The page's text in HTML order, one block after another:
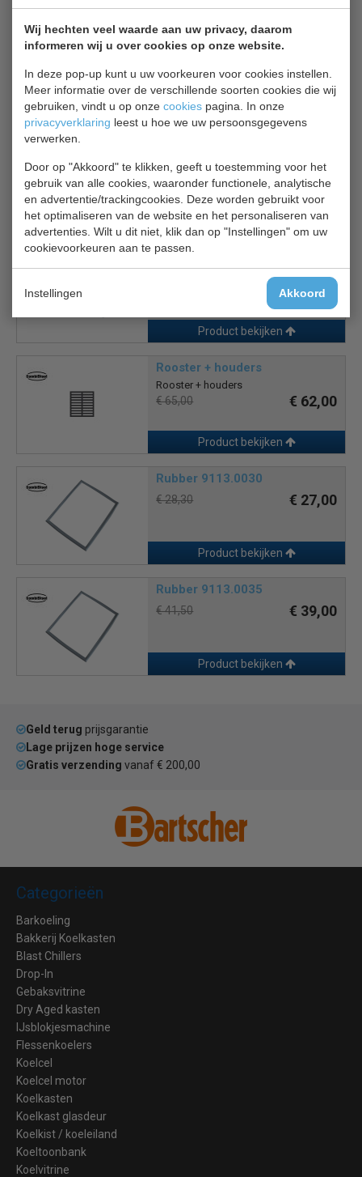
Wij hechten veel waarde aan uw privacy, daarom
informeren wij u over cookies op onze website.
In deze pop-up kunt u uw voorkeuren voor cookies instellen.
Meer informatie over de verschillende soorten cookies die wij
gebruiken, vindt u op onze cookies pagina. In onze
privacyverklaring leest u hoe we uw persoonsgegevens
verwerken.
Door op "Akkoord" te klikken, geeft u toestemming voor het
gebruik van alle cookies, waaronder functionele, analytische
en advertentie/trackingcookies. Deze worden gebruikt voor
het optimaliseren van de website en het personaliseren van
advertenties. Wilt u dit niet, klik dan op "Instellingen" om uw
cookievoorkeuren aan te passen.
Instellingen Akkoord
CS Rooster 7450.0505
Rooster
€ 27,00 € 26,00
Product bekijken
€ 35,00 € 33,00
Product bekijken
6 wielen 7451.0009
€ 115,00
Product bekijken
Rooster + houders
Rooster + houders
€ 65,00 € 62,00
Product bekijken
Rubber 9113.0030
€ 28,30 € 27,00
Product bekijken
Rubber 9113.0035
€ 41,50 € 39,00
Product bekijken
Geld terug prijsgarantie
Lage prijzen hoge service
Gratis verzending vanaf € 200,00
Categorieën
Barkoeling
Bakkerij Koelkasten
Blast Chillers
Drop-In
Gebaksvitrine
Dry Aged kasten
IJsblokjesmachine
Flessenkoelers
Koelcel
Koelcel motor
Koelkasten
Koelkast glasdeur
Koelkist / koeleiland
Koeltoonbank
Koelvitrine